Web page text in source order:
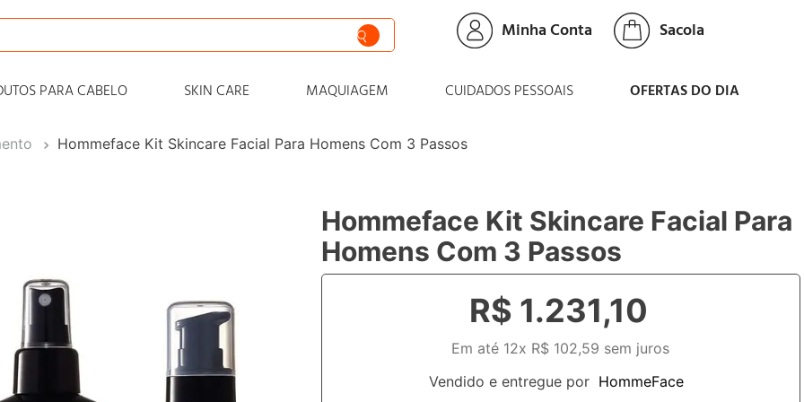
Minha Conta
PARA CABELO SKIN CARE MAQUIAGEM CUIDADOS PESSOAIS OFERTAS DO DIA
Hommeface Kit Skincare Facial Para Homens Com 3 Passos
Hommeface Kit Skincare Facial Para
Homens Com 3 Passos
R$ 1.231,10
Em até 12x R$ 102,59 sem juros
Vendido e entregue por HommeFace